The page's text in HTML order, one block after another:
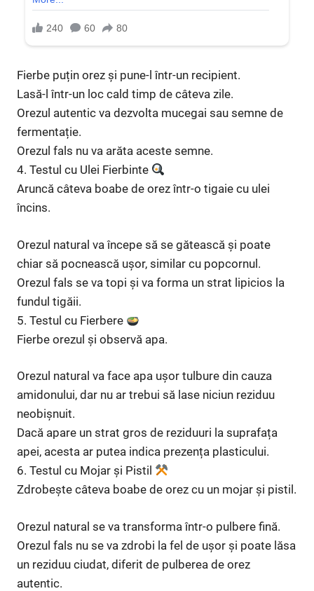
Fierbe puțin orez și pune-l într-un recipient.
Lasă-l într-un loc cald timp de câteva zile.
Orezul autentic va dezvolta mucegai sau semne de
fermentație.
Orezul fals nu va arăta aceste semne.
4. Testul cu Ulei Fierbinte
Aruncă câteva boabe de orez într-o tigaie cu ulei
încins.
Orezul natural va începe să se gătească și poate
chiar să pocnească ușor, similar cu popcornul.
Orezul fals se va topi și va forma un strat lipicios la
fundul tigăii.
5. Testul cu Fierbere
Fierbe orezul și observă apa.
Orezul natural va face apa ușor tulbure din cauza
amidonului, dar nu ar trebui să lase niciun reziduu
neobișnuit.
Dacă apare un strat gros de reziduuri la suprafața
apei, acesta ar putea indica prezența plasticului.
6. Testul cu Mojar și Pistil
Zdrobește câteva boabe de orez cu un mojar și pistil.
Orezul natural se va transforma într-o pulbere fină.
Orezul fals nu se va zdrobi la fel de ușor și poate lăsa
un reziduu ciudat, diferit de pulberea de orez
autentic.